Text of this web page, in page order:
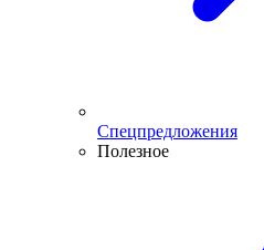
Спецпредложения
Полезное